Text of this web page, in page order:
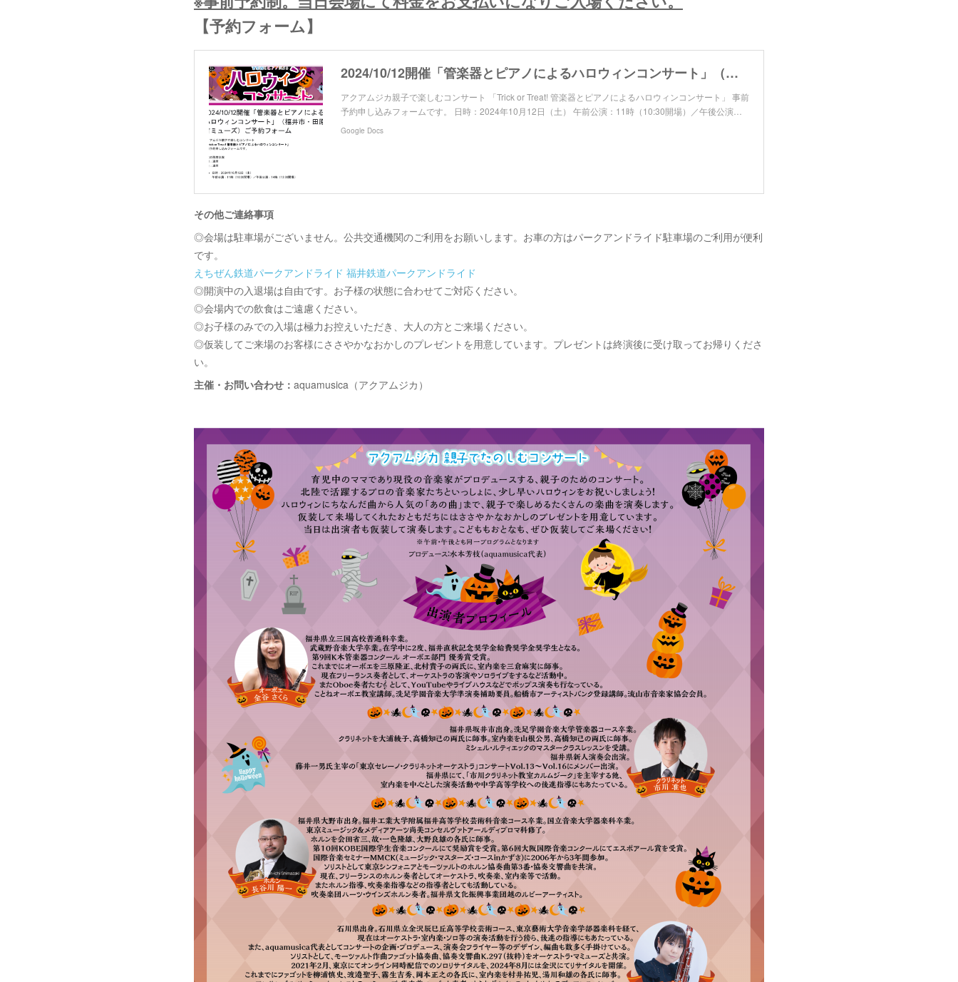
【予約フォーム】
2024/10/12開催「管楽器とピアノによるハロウィンコンサート」（福井市・田原町ミューズ）ご予約フォーム
アクアムジカ親子で楽しむコンサート 「Trick or Treat! 管楽器とピアノによるハロウィンコンサート」 事前
予約申し込みフォームです。 日時：2024年10月12日（土） 午前公演：11時（10:30開場）／午後公演…
Google Docs
その他ご連絡事項
◎会場は駐車場がございません。公共交通機関のご利用をお願いします。お車の方はパークアンドライド駐車場のご利用が便利
です。
えちぜん鉄道パークアンドライド 福井鉄道パークアンドライド
◎開演中の入退場は自由です。お子様の状態に合わせてご対応ください。
◎会場内での飲食はご遠慮ください。
◎お子様のみでの入場は極力お控えいただき、大人の方とご来場ください。
◎仮装してご来場のお客様にささやかなおかしのプレゼントを用意しています。プレゼントは終演後に受け取ってお帰りくださ
い。
主催・お問い合わせ： aquamusica（アクアムジカ）